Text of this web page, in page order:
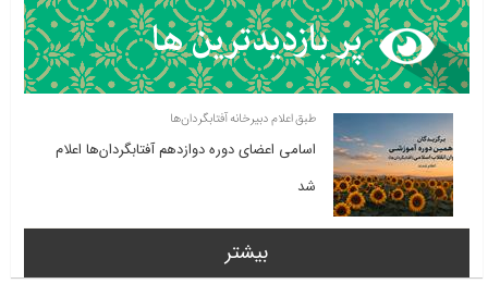
طبق اعلام دبیرخانه آفتابگردان‌ها
اسامی اعضای دوره دوازدهم آفتابگردان‌ها اعلام
شد
بیشتر